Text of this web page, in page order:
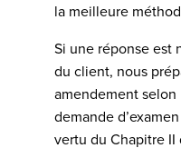
la meilleure
Si une réponse est
du client, nous
amendement selon
demande
vertu du Chapitre